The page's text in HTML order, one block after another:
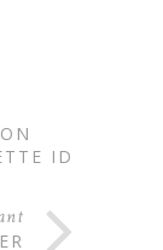
IDÉE